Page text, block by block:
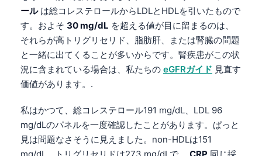
ールは総コレステロールからLDLとHDLを引いたもので
す。およそ 30 mg/dL を超える値が目に留まるのは、
それらが高トリグリセリド、脂肪肝、または腎臓の問題
と一緒に出てくることが多いからです。腎疾患がこの状
況に含まれている場合は、私たちの eGFRガイド 見直す
価値があります。.
私はかつて、総コレステロール191 mg/dL、LDL 96
mg/dLのパネルを一度確認したことがあります。ぱっと
見は問題なさそうに見えました。non-HDLは151
mg/dL、トリグリセリドは273 mg/dLで、 CRP 同じ採
অসমীয়া
Galego
Македонски јазик
Euskara
Gàidhlig
Occitan
العربية المغربية